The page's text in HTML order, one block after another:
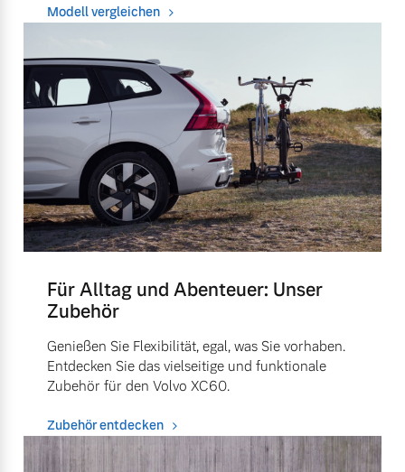
Modell vergleichen
Für Alltag und Abenteuer: Unser
Zubehör
Genießen Sie Flexibilität, egal, was Sie vorhaben.
Entdecken Sie das vielseitige und funktionale
Zubehör für den Volvo XC60.
Zubehör entdecken